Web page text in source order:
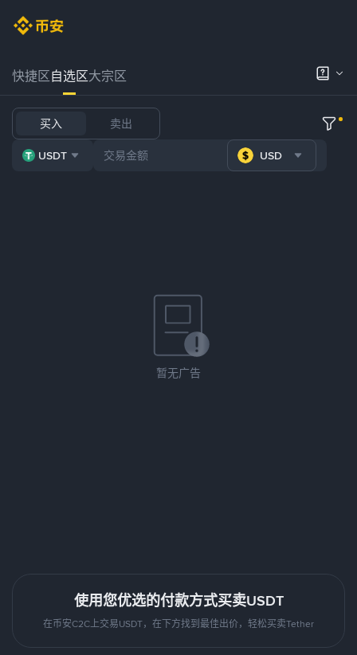
快捷区自选区大宗区
买入 卖出
USDT USD
暂无广告
使用您优选的付款方式买卖USDT
在币安C2C上交易USDT，在下方找到最佳出价，轻松买卖Tether